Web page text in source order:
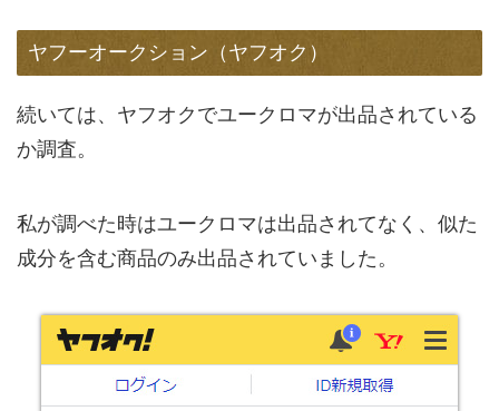
ヤフーオークション（ヤフオク）
続いては、ヤフオクでユークロマが出品されている
か調査。
私が調べた時はユークロマは出品されてなく、似た
成分を含む商品のみ出品されていました。